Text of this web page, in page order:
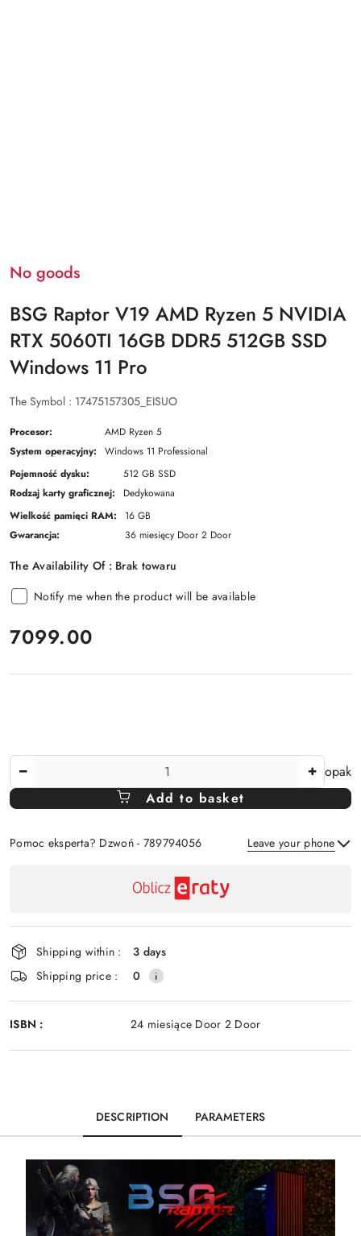
No goods
BSG Raptor V19 AMD Ryzen 5 NVIDIA
RTX 5060TI 16GB DDR5 512GB SSD
Windows 11 Pro
The Symbol : 17475157305_EISUO
Procesor:
AMD Ryzen 5
System operacyjny:
Windows 11 Professional
Pojemność dysku:
512 GB SSD
Rodzaj karty graficznej:
Dedykowana
Wielkość pamięci RAM:
16 GB
Gwarancja:
36 miesięcy Door 2 Door
The Availability Of : Brak towaru
Notify me when the product will be available
price:
7099.00
Amount
Of
opak
Add to basket
Pomoc eksperta? Dzwoń - 789794056 Leave your phone
and
delivery
Shipping within :
3 days
Shipping price :
0
ISBN : 24 miesiące Door 2 Door
DESCRIPTION PARAMETERS